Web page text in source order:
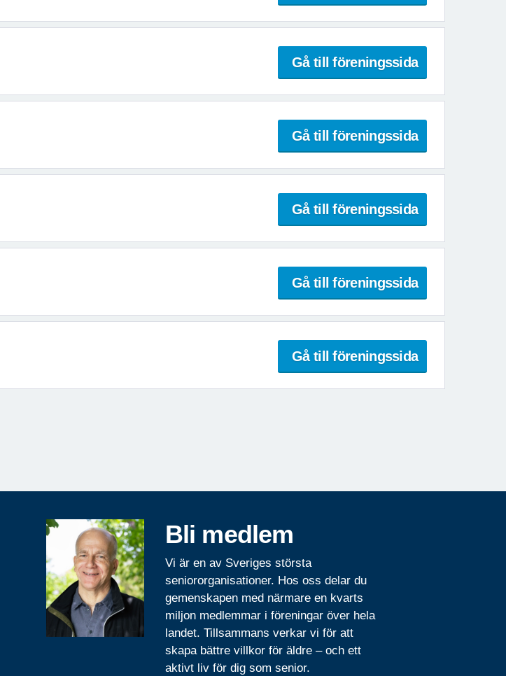
Gå till föreningssida
Gå till föreningssida
Gå till föreningssida
Gå till föreningssida
Gå till föreningssida
Bli medlem
Vi är en av Sveriges största
seniororganisationer. Hos oss delar du
gemenskapen med närmare en kvarts
miljon medlemmar i föreningar över hela
landet. Tillsammans verkar vi för att
skapa bättre villkor för äldre – och ett
aktivt liv för dig som senior.